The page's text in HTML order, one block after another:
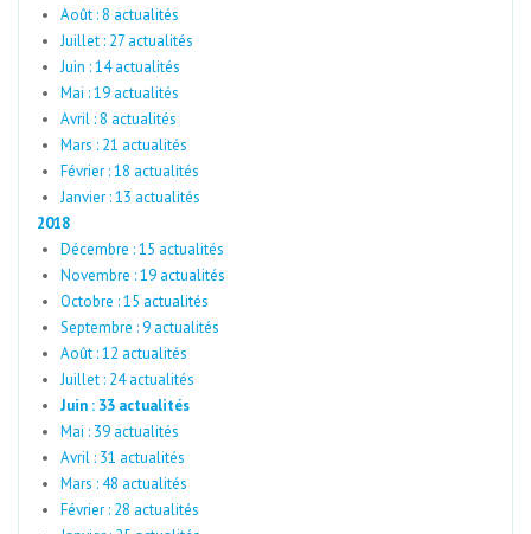
Août : 8 actualités
Juillet : 27 actualités
Juin : 14 actualités
Mai : 19 actualités
Avril : 8 actualités
Mars : 21 actualités
Février : 18 actualités
Janvier : 13 actualités
2018
Décembre : 15 actualités
Novembre : 19 actualités
Octobre : 15 actualités
Septembre : 9 actualités
Août : 12 actualités
Juillet : 24 actualités
Juin : 33 actualités
Mai : 39 actualités
Avril : 31 actualités
Mars : 48 actualités
Février : 28 actualités